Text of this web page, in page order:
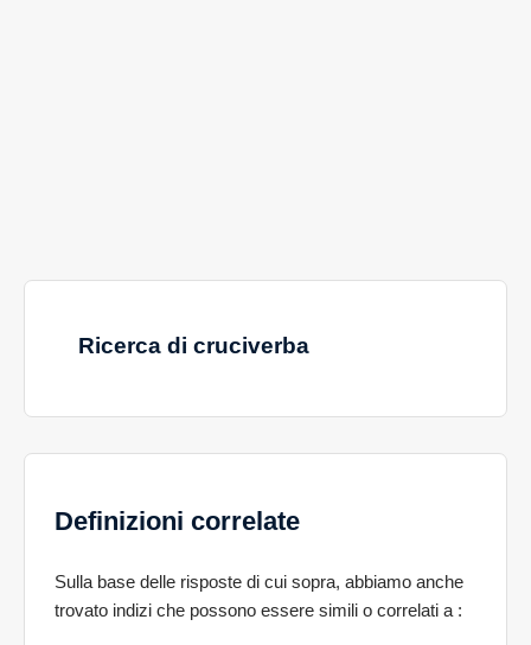
Ricerca di cruciverba
Definizioni correlate
Sulla base delle risposte di cui sopra, abbiamo anche
trovato indizi che possono essere simili o correlati a :